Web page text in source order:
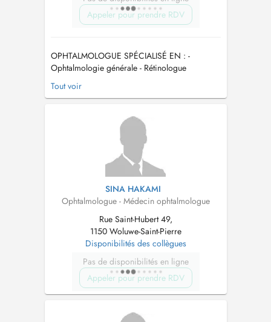
Appeler pour prendre RDV
OPHTALMOLOGUE SPÉCIALISÉ EN : -
Ophtalmologie générale - Rétinologue
- Suivis cataracte - Suivis DMLA - Prend les
DE: - Paupières - Du traitement du strabisme -
Des lentilles de contact...
Tout voir
SINA HAKAMI
Ophtalmologue - Médecin ophtalmologue
Rue Saint-Hubert 49,
1150 Woluwe-Saint-Pierre
Disponibilités des collègues
Pas de disponibilités en ligne
Appeler pour prendre RDV